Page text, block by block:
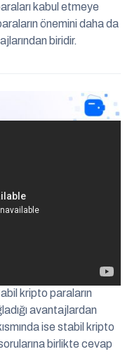
kabul etmeye
önemini daha da
biridir.
kripto paraların
avantajlardan
ise stabil kripto
sorularına birlikte cevap